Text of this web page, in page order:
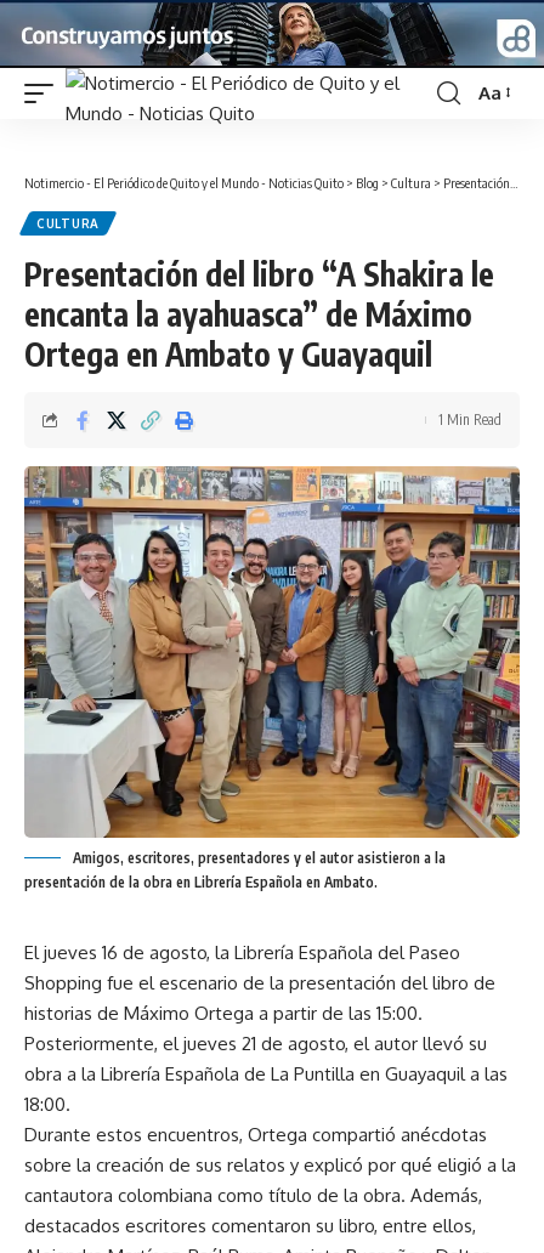
Font
Aa
Notimercio - El Periódico de Quito y el Mundo - Noticias Quito > Blog > Cultura > Presentación del libro “A Shakira le encanta la ayahuasca” de Máximo Ortega en Ambato y Guayaquil
CULTURA
Presentación del libro “A Shakira le
encanta la ayahuasca” de Máximo
Ortega en Ambato y Guayaquil
1 Min Read
Amigos, escritores, presentadores y el autor asistieron a la
presentación de la obra en Librería Española en Ambato.
El jueves 16 de agosto, la Librería Española del Paseo
Shopping fue el escenario de la presentación del libro de
historias de Máximo Ortega a partir de las 15:00.
Posteriormente, el jueves 21 de agosto, el autor llevó su
obra a la Librería Española de La Puntilla en Guayaquil a las
18:00.
Durante estos encuentros, Ortega compartió anécdotas
sobre la creación de sus relatos y explicó por qué eligió a la
cantautora colombiana como título de la obra. Además,
destacados escritores comentaron su libro, entre ellos,